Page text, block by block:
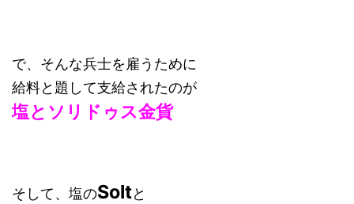
で、そんな兵士を雇うために
給料と題して支給されたのが
塩とソリドゥス金貨
そして、塩のSoltと